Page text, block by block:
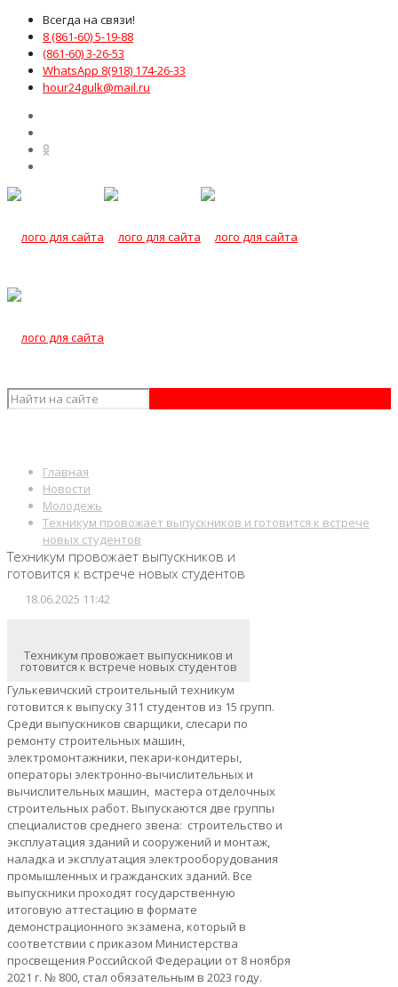
Всегда на связи!
8 (861-60) 5-19-88
(861-60) 3-26-53
WhatsApp 8(918) 174-26-33
hour24gulk@mail.ru
Главная
Новости
Молодежь
Техникум провожает выпускников и готовится к встрече
новых студентов
Техникум провожает выпускников и
готовится к встрече новых студентов
18.06.2025 11:42
Техникум провожает выпускников и
готовится к встрече новых студентов
Гулькевичский строительный техникум
готовится к выпуску 311 студентов из 15 групп.
Среди выпускников сварщики, слесари по
ремонту строительных машин,
электромонтажники, пекари-кондитеры,
операторы электронно-вычислительных и
вычислительных машин, мастера отделочных
строительных работ. Выпускаются две группы
специалистов среднего звена: строительство и
эксплуатация зданий и сооружений и монтаж,
наладка и эксплуатация электрооборудования
промышленных и гражданских зданий. Все
выпускники проходят государственную
итоговую аттестацию в формате
демонстрационного экзамена, который в
соответствии с приказом Министерства
просвещения Российской Федерации от 8 ноября
2021 г. № 800, стал обязательным в 2023 году.